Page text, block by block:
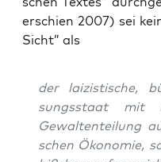
erschien 2007) sei
Sicht” als
der lai­zis­ti­sche,
sungs­staat mit
Gewal­ten­tei­lung
schen Öko­no­mie,